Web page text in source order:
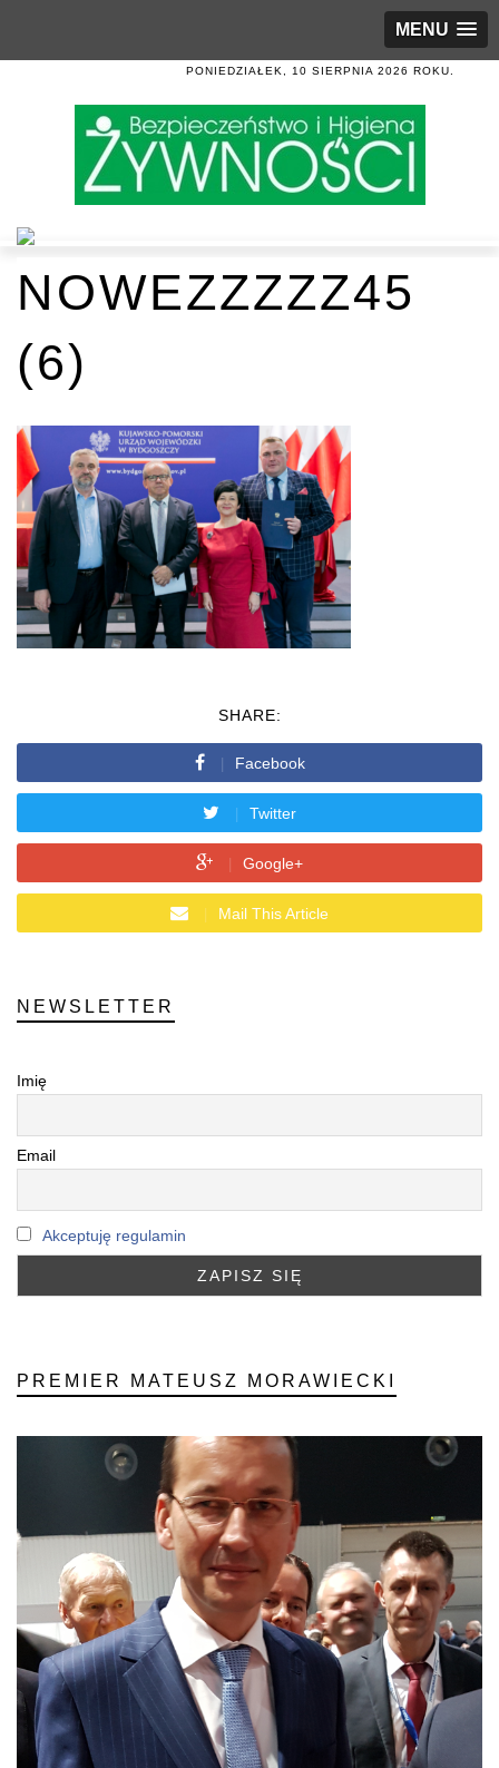
MENU
PONIEDZIAŁEK, 10 SIERPNIA 2026 ROKU.
NOWEZZZZZ45
(6)
SHARE:
Facebook
Twitter
Google+
Mail This Article
NEWSLETTER
Imię
Email
Akceptuję regulamin
PREMIER MATEUSZ MORAWIECKI